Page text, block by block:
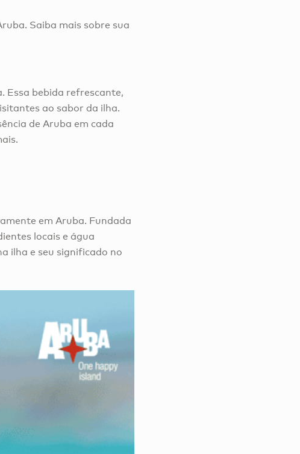
Saiba mais sobre sua
Essa bebida refrescante,
ao sabor da ilha.
de Aruba em cada
em Aruba. Fundada
locais e água
ilha e seu significado no